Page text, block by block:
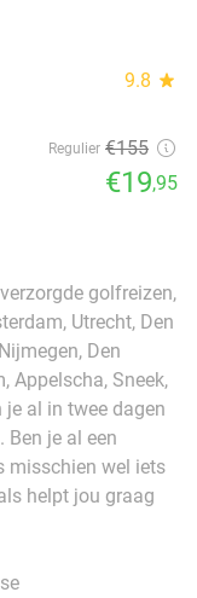
9.8 star
Regulier €155
€19,95
golfreizen,
Utrecht, Den
Den
Appelscha, Sneek,
al in twee dagen
je al een
misschien wel iets
helpt jou graag